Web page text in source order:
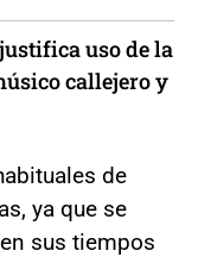
uso de la
callejero y
de
ya que se
sus tiempos